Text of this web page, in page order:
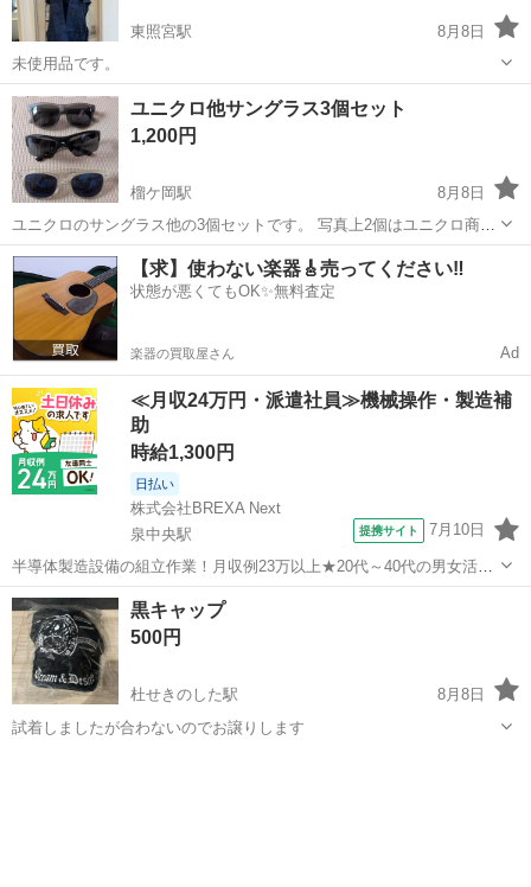
東照宮駅
8月8日
未使用品です。
宮城 仙台市 東照宮駅 その他
ユニクロ他サングラス3個セット
1,200円
榴ケ岡駅
8月8日
ユニクロのサングラス他の3個セットです。 写真上2個はユニクロ商品
です。 ユニクロサングラスの状態は比較的良いと思います。
宮城 仙台市 榴ケ岡駅 小物 ユニクロ
【求】使わない楽器🎸売ってください‼️
状態が悪くてもOK✨無料査定
楽器の買取屋さん Ad
≪月収24万円・派遣社員≫機械操作・製造補
助
時給1,300円
日払い
株式会社BREXA Next
泉中央駅
提携サイト 7月10日
半導体製造設備の組立作業！月収例23万以上★20代～40代の男女活躍
中中！社会保険完備！送迎あり！◎マイカー通勤OK＆無料駐車場完
備！作業着無償貸与◎食堂利用可★《宮城県黒川郡大和町》 人気の工
場のお仕事 ◇半導体製造設備...
宮城 泉中央駅
黒キャップ
500円
杜せきのした駅
8月8日
試着しましたが合わないのでお譲りします